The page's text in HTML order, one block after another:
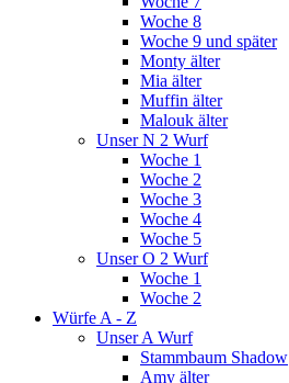
Woche 8
Woche 9 und später
Monty älter
Mia älter
Muffin älter
Malouk älter
Unser N 2 Wurf
Woche 1
Woche 2
Woche 3
Woche 4
Woche 5
Unser O 2 Wurf
Woche 1
Woche 2
Würfe A - Z
Unser A Wurf
Stammbaum Shadow
Amy älter